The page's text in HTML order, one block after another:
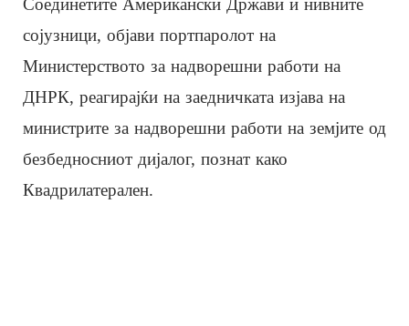
Соединетите Американски Држави и нивните
сојузници, објави портпаролот на
Министерството за надворешни работи на
ДНРК, реагирајќи на заедничката изјава на
министрите за надворешни работи на земјите од
безбедносниот дијалог, познат како
Квадрилатерален.